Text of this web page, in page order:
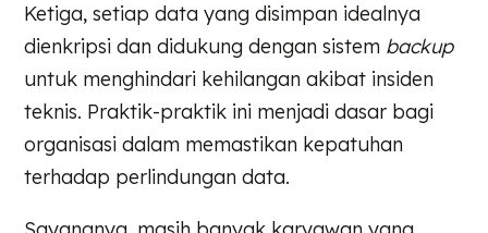
Ketiga, setiap data yang disimpan idealnya
dienkripsi dan didukung dengan sistem backup
untuk menghindari kehilangan akibat insiden
teknis. Praktik-praktik ini menjadi dasar bagi
organisasi dalam memastikan kepatuhan
terhadap perlindungan data.